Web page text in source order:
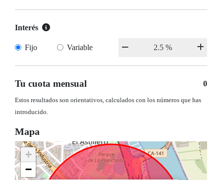
Interés
Fijo Variable
Tu cuota mensual 0
Estos resultados son orientativos, calculados con los números que has
introducido.
Mapa
+
−